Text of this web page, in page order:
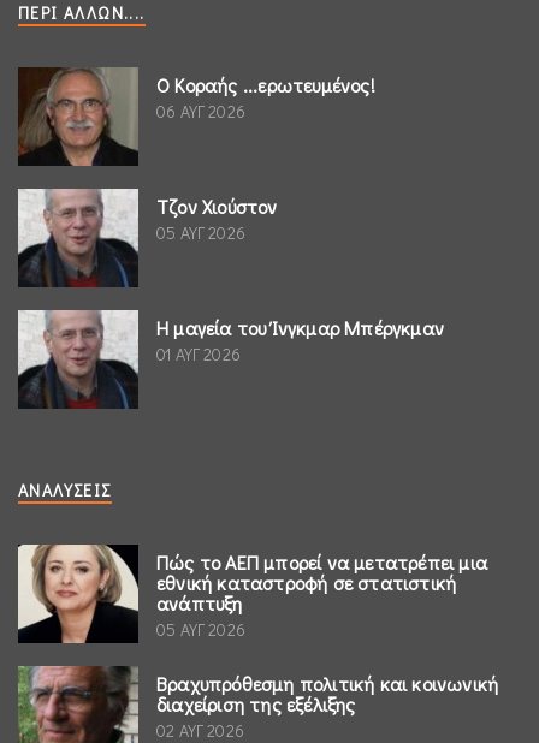
ΠΕΡΊ ΆΛΛΩΝ....
Ο Κοραής ...ερωτευμένος!
06 ΑΥΓ 2026
Τζον Χιούστον
05 ΑΥΓ 2026
Η μαγεία του Ίνγκμαρ Μπέργκμαν
01 ΑΥΓ 2026
ΑΝΑΛΎΣΕΙΣ
Πώς το ΑΕΠ μπορεί να μετατρέπει μια
εθνική καταστροφή σε στατιστική
ανάπτυξη
05 ΑΥΓ 2026
Βραχυπρόθεσμη πολιτική και κοινωνική
διαχείριση της εξέλιξης
02 ΑΥΓ 2026